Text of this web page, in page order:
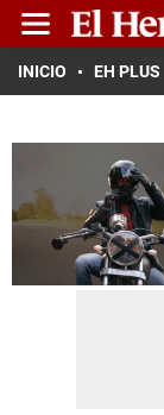
INICIO EH PLUS